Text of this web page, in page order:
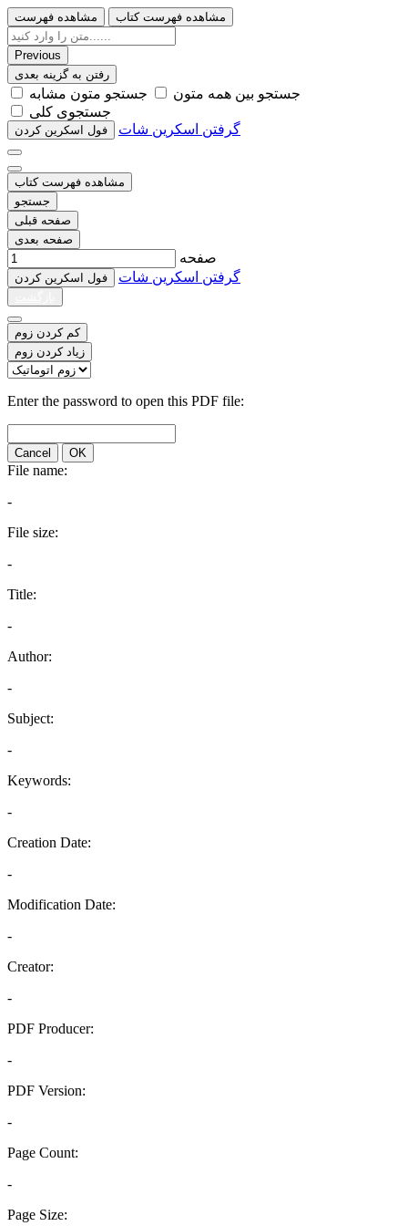
مشاهده فهرست مشاهده فهرست کتاب
Previous
رفتن به گزینه بعدی
ﺟﺴﺘﺠﻮ ﺑﯿﻦ ﻫﻤﻪ ﻣﺘﻮﻥ
ﺟﺴﺘﺠﻮ ﻣﺘﻮﻥ ﻣﺸﺎﺑﻪ
ﺟﺴﺘﺠﻮﯼ ﮐﻠﯽ
ﻓﻮﻝ اﺳﮑﺮﯾﻦ ﮐﺮﺩﻥ گرفتن اسکرین شات
مشاهده فهرست کتاب
جستجو
صفحه قبلی
صفحه بعدی
صفحه
ﻓﻮﻝ اﺳﮑﺮﯾﻦ ﮐﺮﺩﻥ گرفتن اسکرین شات
کم کردن زوم
زیاد کردن زوم
Enter the password to open this PDF file:
Cancel OK
File name:
-
File size:
-
Title:
-
Author:
-
Subject:
-
Keywords:
-
Creation Date:
-
Modification Date:
-
Creator:
-
PDF Producer:
-
PDF Version:
-
Page Count:
-
Page Size: